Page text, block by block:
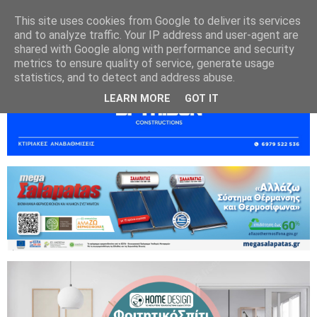
This site uses cookies from Google to deliver its services
and to analyze traffic. Your IP address and user-agent are
shared with Google along with performance and security
metrics to ensure quality of service, generate usage
statistics, and to detect and address abuse.
LEARN MORE GOT IT